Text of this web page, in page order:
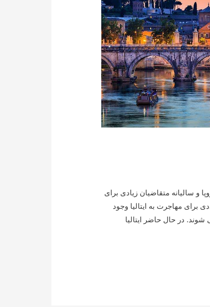
و سالیانه متقاضیان زیادی برای
برای مهاجرت به ایتالیا وجود
در حال حاضر ایتالیا